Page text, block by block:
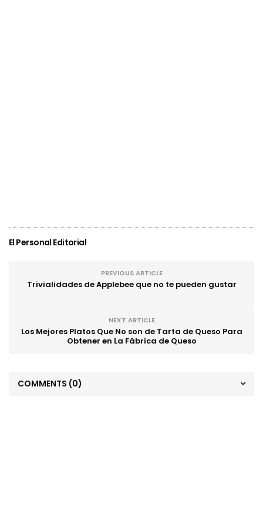
El Personal Editorial
PREVIOUS ARTICLE
Trivialidades de Applebee que no te pueden gustar
NEXT ARTICLE
Los Mejores Platos Que No son de Tarta de Queso Para
Obtener en La Fábrica de Queso
COMMENTS (0)